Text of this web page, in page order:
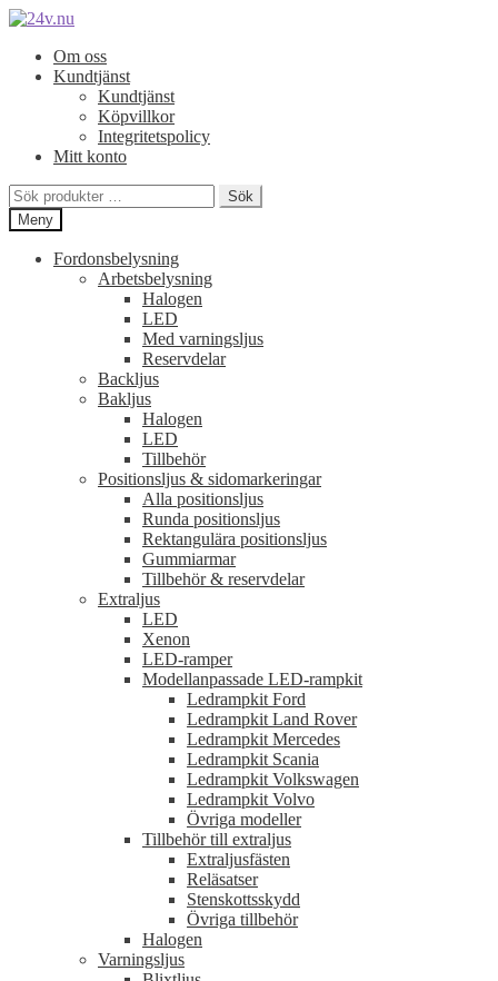
Hoppa
navigering
Hoppa
innehållOm oss
Kundtjänst
Kundtjänst
Köpvillkor
Integritetspolicy
Mitt konto
Sök
efter:
Sök
Meny
Fordonsbelysning
Arbetsbelysning
Halogen
LED
Med varningsljus
Reservdelar
Backljus
Bakljus
Halogen
LED
Tillbehör
Positionsljus & sidomarkeringar
Alla positionsljus
Runda positionsljus
Rektangulära positionsljus
Gummiarmar
Tillbehör & reservdelar
Extraljus
LED
Xenon
LED-ramper
Modellanpassade LED-rampkit
Ledrampkit Ford
Ledrampkit Land Rover
Ledrampkit Mercedes
Ledrampkit Scania
Ledrampkit Volkswagen
Ledrampkit Volvo
Övriga modeller
Tillbehör till extraljus
Extraljusfästen
Reläsatser
Stenskottsskydd
Övriga tillbehör
Halogen
Varningsljus